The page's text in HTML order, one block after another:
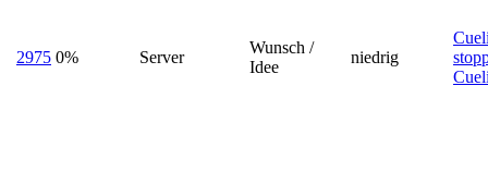
2975 0% Server
Wunsch /
Idee
niedrig